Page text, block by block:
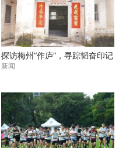
探访梅州“作庐”，寻踪韬奋印记
新闻